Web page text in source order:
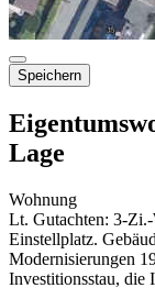
Speichern
Lage
Wohnung
Lt. Gutachten: 3-
Einstellplatz.
Modernisierungen
Investitionsstau, die